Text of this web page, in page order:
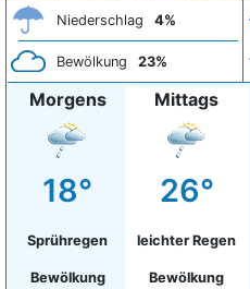
Niederschlag 4%
Bewölkung 23%
Morgens
18°
Sprühregen
Bewölkung
Mittags
26°
leichter Regen
Bewölkung